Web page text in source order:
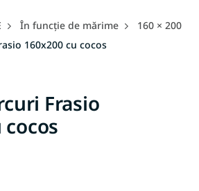
În funcție de mărime
160 × 200
160x200 cu cocos
Frasio
cocos